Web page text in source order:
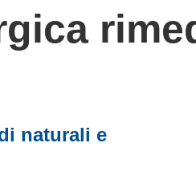
naturali e